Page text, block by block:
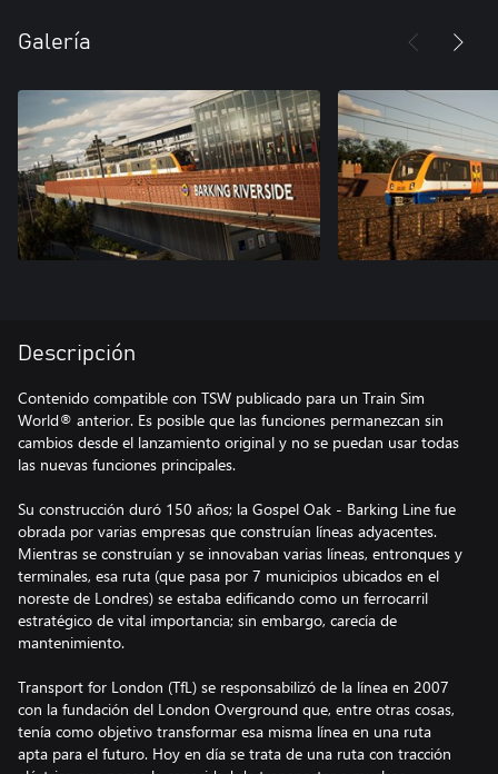
Galería
Descripción
Contenido compatible con TSW publicado para un Train Sim
World® anterior. Es posible que las funciones permanezcan sin
cambios desde el lanzamiento original y no se puedan usar todas
las nuevas funciones principales.
Su construcción duró 150 años; la Gospel Oak - Barking Line fue
obrada por varias empresas que construían líneas adyacentes.
Mientras se construían y se innovaban varias líneas, entronques y
terminales, esa ruta (que pasa por 7 municipios ubicados en el
noreste de Londres) se estaba edificando como un ferrocarril
estratégico de vital importancia; sin embargo, carecía de
mantenimiento.
Transport for London (TfL) se responsabilizó de la línea en 2007
con la fundación del London Overground que, entre otras cosas,
tenía como objetivo transformar esa misma línea en una ruta
apta para el futuro. Hoy en día se trata de una ruta con tracción